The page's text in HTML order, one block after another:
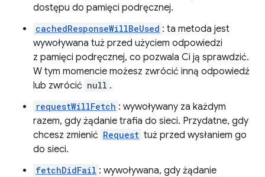
dostępu do pamięci podręcznej.
cachedResponseWillBeUsed : ta metoda jest
wywoływana tuż przed użyciem odpowiedzi
z pamięci podręcznej, co pozwala Ci ją sprawdzić.
W tym momencie możesz zwrócić inną odpowiedź
lub zwrócić null .
requestWillFetch : wywoływany za każdym
razem, gdy żądanie trafia do sieci. Przydatne, gdy
chcesz zmienić Request tuż przed wysłaniem go
do sieci.
fetchDidFail : wywoływana, gdy żądanie